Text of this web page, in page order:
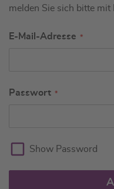
melden Sie sich bitte
E-Mail-Adresse
Passwort
Show Password